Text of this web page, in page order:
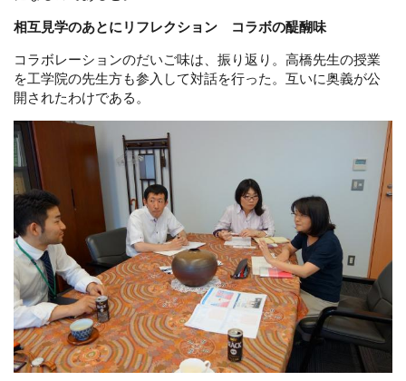
相互見学のあとにリフレクション コラボの醍醐味
コラボレーションのだいご味は、振り返り。高橋先生の授業
を工学院の先生方も参入して対話を行った。互いに奥義が公
開されたわけである。